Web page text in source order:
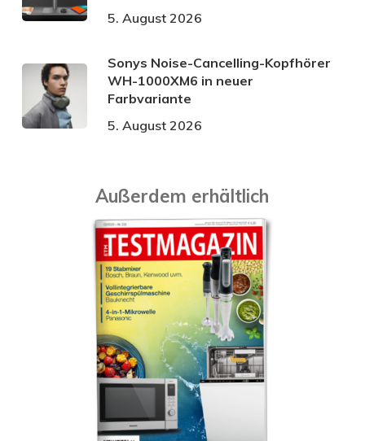
5. August 2026
Sonys Noise-Cancelling-Kopfhörer
WH-1000XM6 in neuer
Farbvariante
5. August 2026
Außerdem erhältlich